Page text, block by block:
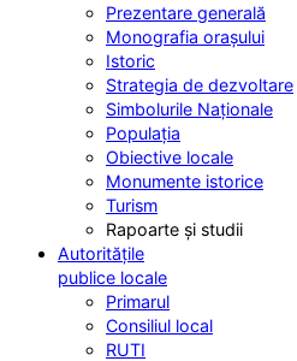
Prezentare generală
Monografia orașului
Istoric
Strategia de dezvoltare
Simbolurile Naționale
Populația
Obiective locale
Monumente istorice
Turism
Rapoarte și studii
Autoritățile
publice locale
Primarul
Consiliul local
RUTI